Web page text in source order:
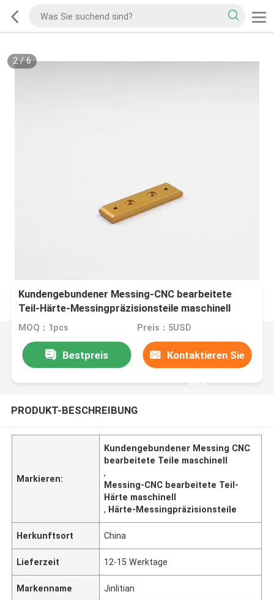
2/6
Kundengebundener Messing-CNC bearbeitete
Teil-Härte-Messingpräzisionsteile maschinell
MOQ：1pcs Preis：5USD
Bestpreis Kontaktieren Sie
uns
PRODUKT-BESCHREIBUNG
Markieren:
Kundengebundener Messing CNC
bearbeitete Teile maschinell
,
Messing-CNC bearbeitete Teil-
Härte maschinell
, Härte-Messingpräzisionsteile
Herkunftsort China
Lieferzeit 12-15 Werktage
Markenname Jinlitian